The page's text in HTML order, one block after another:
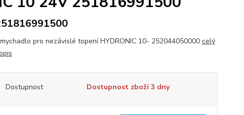
pro nezávislé topení HYDRONIC 10- 252044050000 celý
Dostupnost Dostupnost zboží 3 dny